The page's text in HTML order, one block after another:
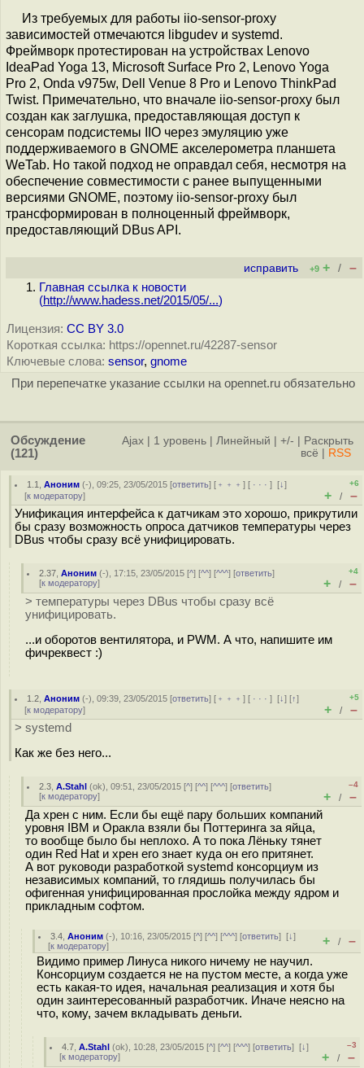
Из требуемых для работы iio-sensor-proxy
зависимостей отмечаются libgudev и systemd.
Фреймворк протестирован на устройствах Lenovo
IdeaPad Yoga 13, Microsoft Surface Pro 2, Lenovo Yoga
Pro 2, Onda v975w, Dell Venue 8 Pro и Lenovo ThinkPad
Twist. Примечательно, что вначале iio-sensor-proxy был
создан как заглушка, предоставляющая доступ к
сенсорам подсистемы IIO через эмуляцию уже
поддерживаемого в GNOME акселерометра планшета
WeTab. Но такой подход не оправдал себя, несмотря на
обеспечение совместимости с ранее выпущенными
версиями GNOME, поэтому iio-sensor-proxy был
трансформирован в полноценный фреймворк,
предоставляющий DBus API.
исправить +9 + / –
Главная ссылка к новости
(http://www.hadess.net/2015/05/...)
Лицензия: CC BY 3.0
Короткая ссылка: https://opennet.ru/42287-sensor
Ключевые слова: sensor, gnome
При перепечатке указание ссылки на opennet.ru обязательно
Обсуждение
(121)
Ajax 1 уровень Линейный +/-
Раскрыть
всё
RSS
1.1 ,Аноним (-), 09:25, 23/05/2015 [ответить] [ ﹢﹢﹢] [ · · ·][↓]
[к модератору]
+6
+ / –
Унификация интерфейса к датчикам это хорошо, прикрутили
бы сразу возможность опроса датчиков температуры через
DBus чтобы сразу всё унифицировать.
2.37 ,Аноним (-), 17:15, 23/05/2015 [^] [^^] [^^^] [ответить]
[к модератору]
+4
+ / –
> температуры через DBus чтобы сразу всё
унифицировать.
...и оборотов вентилятора, и PWM. А что, напишите им
фичреквест :)
1.2 ,Аноним (-), 09:39, 23/05/2015 [ответить] [ ﹢﹢﹢] [ · · ·][↓] [↑]
[к модератору]
+5
+ / –
> systemd
Как же без него...
2.3 ,A.Stahl (ok), 09:51, 23/05/2015 [^] [^^] [^^^] [ответить]
[к модератору]
–4
+ / –
Да хрен с ним. Если бы ещё пару больших компаний
уровня IBM и Оракла взяли бы Поттеринга за яйца,
то вообще было бы неплохо. А то пока Лёньку тянет
один Red Hat и хрен его знает куда он его притянет.
А вот руководи разработкой systemd консорциум из
независимых компаний, то глядишь получилась бы
офигенная унифицированная прослойка между ядром и
прикладным софтом.
3.4 ,Аноним (-), 10:16, 23/05/2015 [^] [^^] [^^^] [ответить][↓]
[к модератору] + / –
Видимо пример Линуса никого ничему не научил.
Консорциум создается не на пустом месте, а когда уже
есть какая-то идея, начальная реализация и хотя бы
один заинтересованный разработчик. Иначе неясно на
что, кому, зачем вкладывать деньги.
4.7 ,A.Stahl (ok), 10:28, 23/05/2015 [^] [^^] [^^^] [ответить][↓]
[к модератору]
–3
+ / –